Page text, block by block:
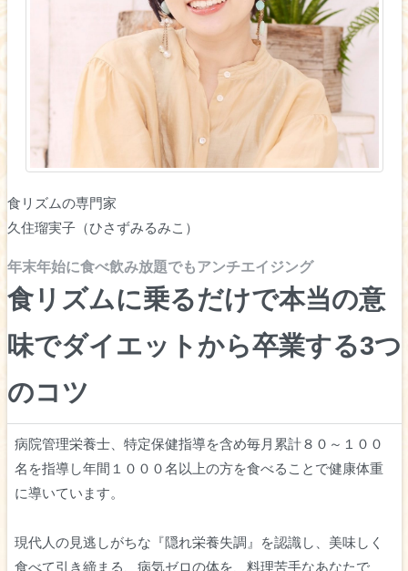
食リズムの専門家
久住瑠実子（ひさずみるみこ）
年末年始に食べ飲み放題でもアンチエイジング
食リズムに乗るだけで本当の意
味でダイエットから卒業する3つ
のコツ
病院管理栄養士、特定保健指導を含め毎月累計８０～１００
名を指導し年間１０００名以上の方を食べることで健康体重
に導いています。
現代人の見逃しがちな『隠れ栄養失調』を認識し、美味しく
食べて引き締まる、病気ゼロの体を、料理苦手なあなたで